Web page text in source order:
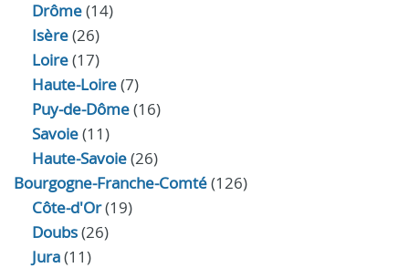
Drôme(14)
Isère(26)
Loire(17)
Haute-Loire(7)
Puy-de-Dôme(16)
Savoie(11)
Haute-Savoie(26)
Bourgogne-Franche-Comté(126)
Côte-d'Or(19)
Doubs(26)
Jura(11)